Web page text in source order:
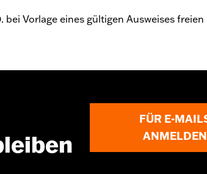
Vorlage eines gültigen Ausweises
FÜR E-
ANMELDEN